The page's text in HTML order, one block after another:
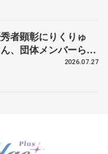
者顕彰にりくりゅ
ん、団体メンバーら
表彰式、ブルーノ・
2026.07.27